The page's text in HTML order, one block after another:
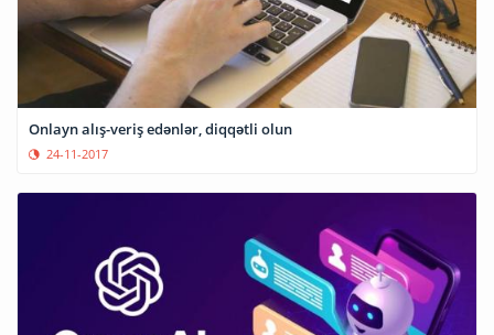
Onlayn alış-veriş edənlər, diqqətli olun
24-11-2017